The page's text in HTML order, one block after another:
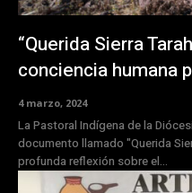
“Querida Sierra
conciencia humana
4 marzo, 2024
La Pastoral Indígena de la
documento llamado "Querida
profunda reflexión sobre el...